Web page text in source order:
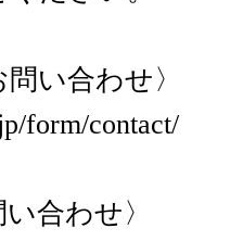
い合わせ〉
form/contact/
合わせ〉